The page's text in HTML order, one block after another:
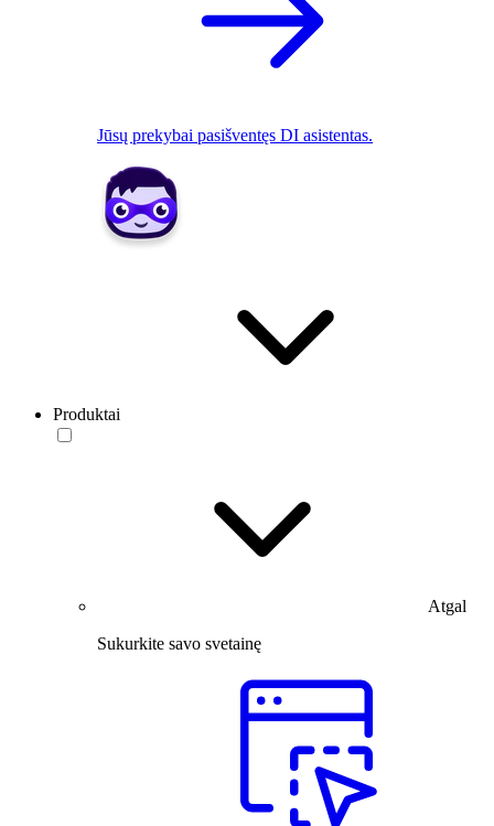
Jūsų prekybai pasišventęs DI asistentas.
Produktai
Atgal
Sukurkite savo svetainę